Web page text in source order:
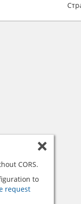
CORS.
to
request